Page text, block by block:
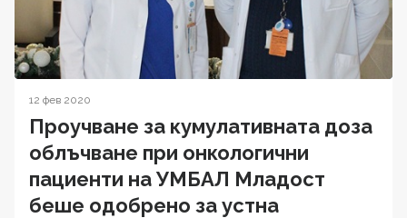
12 фев 2020
Проучване за кумулативната доза
облъчване при онкологични
пациенти на УМБАЛ Младост
беше одобрено за устна